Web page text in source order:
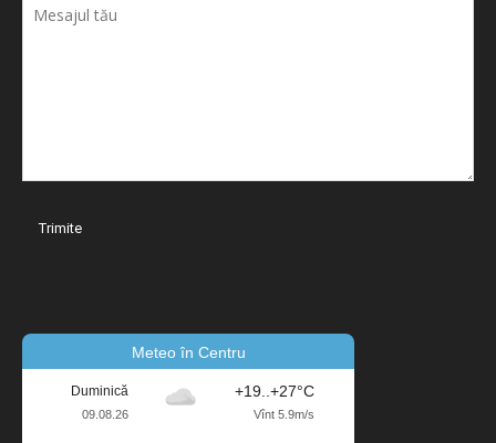
Meteo în Centru
Duminică
09.08.26
+19..+27°C
Vînt 5.9m/s